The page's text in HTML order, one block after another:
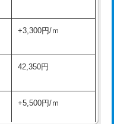
5,500円
11,000円
33,000円
+3,300円/ｍ
42,350円
+5,500円/ｍ